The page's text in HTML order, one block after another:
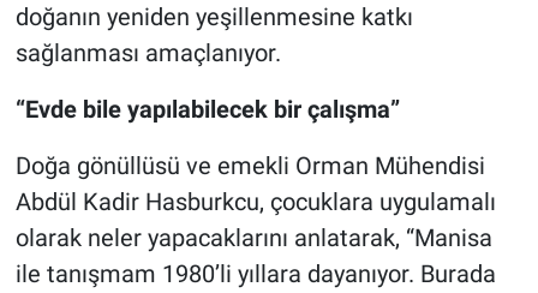
doğanın yeniden yeşillenmesine katkı
sağlanması amaçlanıyor.
“Evde bile yapılabilecek bir çalışma”
Doğa gönüllüsü ve emekli Orman Mühendisi
Abdül Kadir Hasburkcu, çocuklara uygulamalı
olarak neler yapacaklarını anlatarak, “Manisa
ile tanışmam 1980’li yıllara dayanıyor. Burada